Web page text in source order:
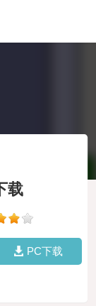
载
PC下载